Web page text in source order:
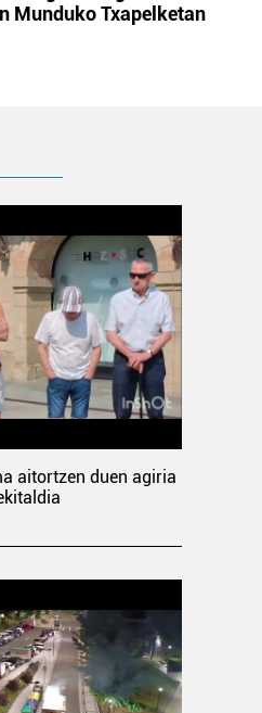
Munduko Txapelketan
aitortzen duen agiria